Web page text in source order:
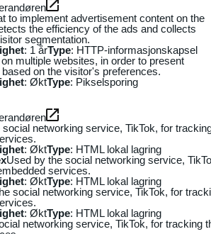
to implement advertisement content on the
the efficiency of the ads and collects
segmentation.
: 1 årType: HTTP-informasjonskapsel
multiple websites, in order to present
on the visitor's preferences.
: ØktType: Pikselsporing
networking service, TikTok, for
: ØktType: HTML lokal lagring
Used by the social networking service,
services.
: ØktType: HTML lokal lagring
social networking service, TikTok, for
: ØktType: HTML lokal lagring
networking service, TikTok, for tracking